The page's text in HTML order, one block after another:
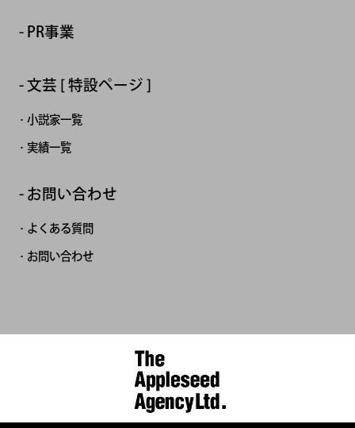
PR事業
文芸 [ 特設ページ ]
小説家一覧
実績一覧
お問い合わせ
よくある質問
お問い合わせ